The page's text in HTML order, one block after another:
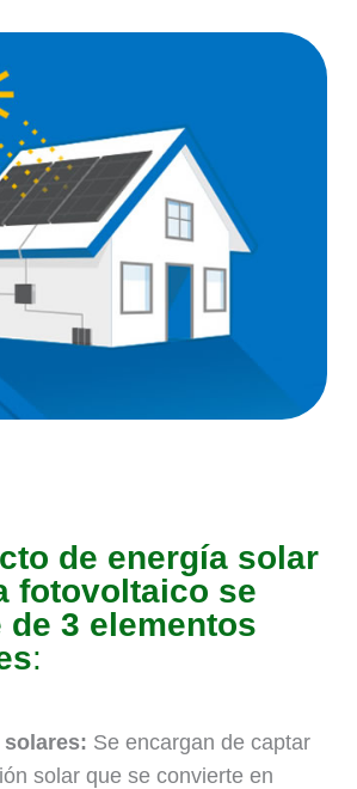
de energía solar
fotovoltaico se
de 3 elementos
:
solares: Se encargan de captar
solar que se convierte en